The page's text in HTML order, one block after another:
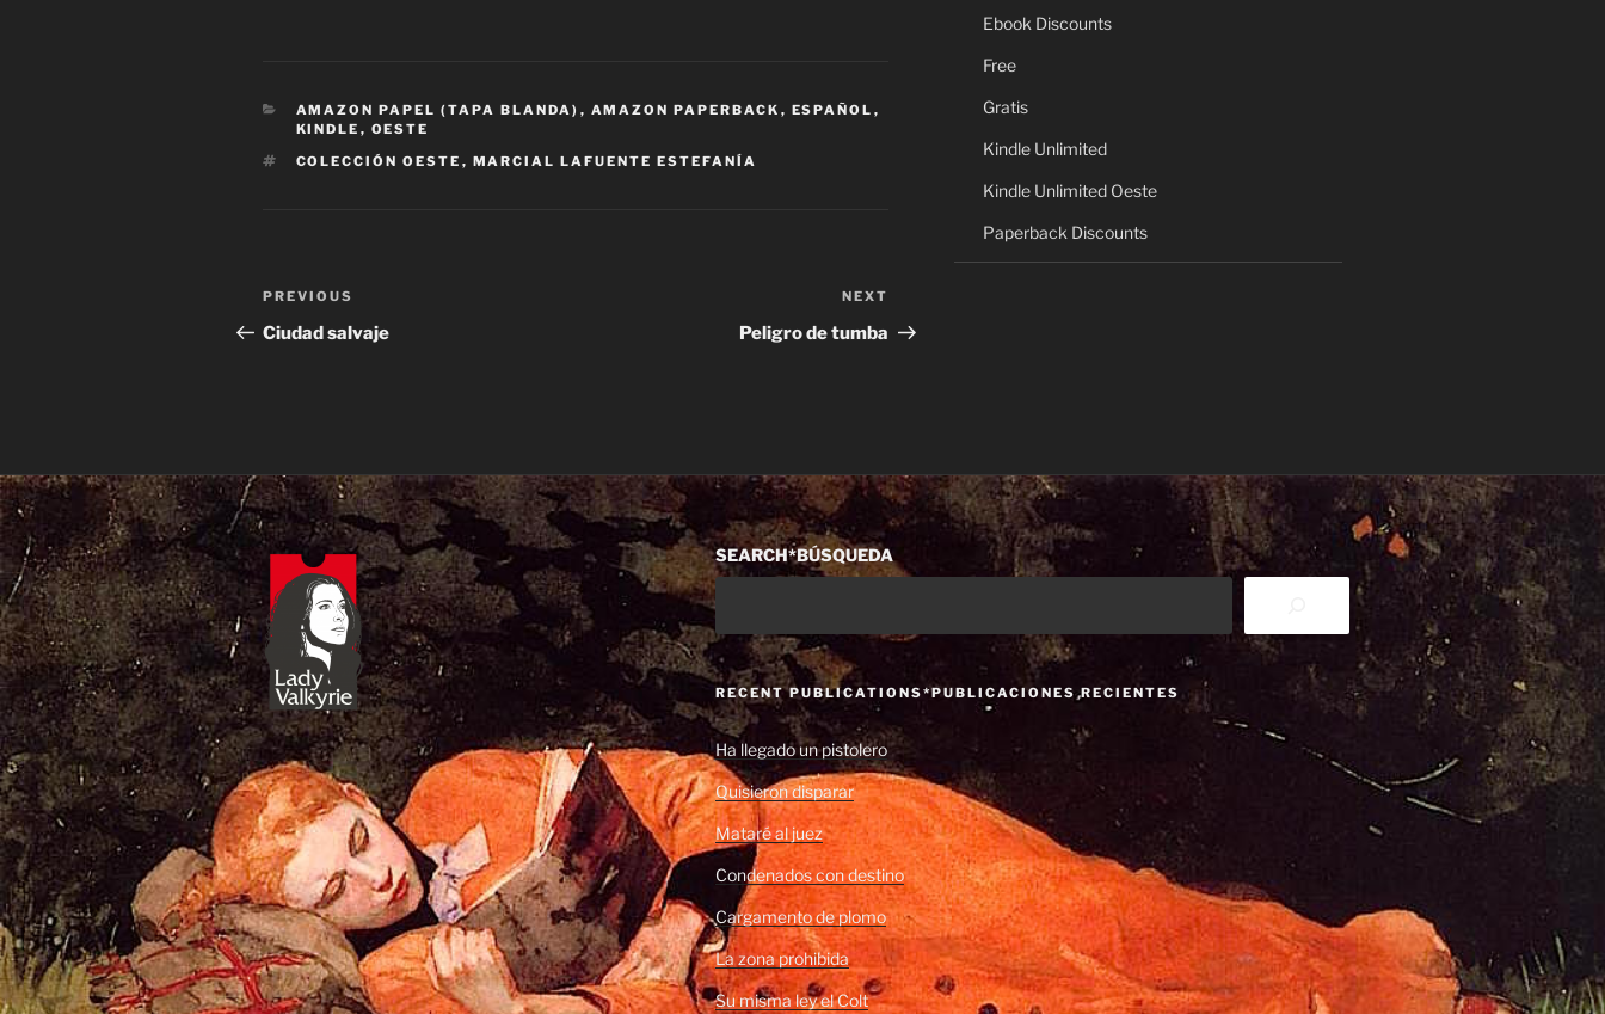
CATEGORIES
AMAZON PAPEL (TAPA BLANDA) , AMAZON PAPERBACK , ESPAÑOL ,
KINDLE , OESTE
TAGS
COLECCIÓN OESTE , MARCIAL LAFUENTE ESTEFANÍA
Post
navigation
Previous
Post
PREVIOUS
Ciudad salvaje
Post
NEXT
Peligro de tumba
Ebook Discounts
Free
Gratis
Kindle Unlimited
Kindle Unlimited Oeste
Paperback Discounts
SEARCH*BÚSQUEDA
RECENT PUBLICATIONS*PUBLICACIONES RECIENTES
Ha llegado un pistolero
Quisieron disparar
Mataré al juez
Condenados con destino
Cargamento de plomo
La zona prohibida
Su misma ley el Colt